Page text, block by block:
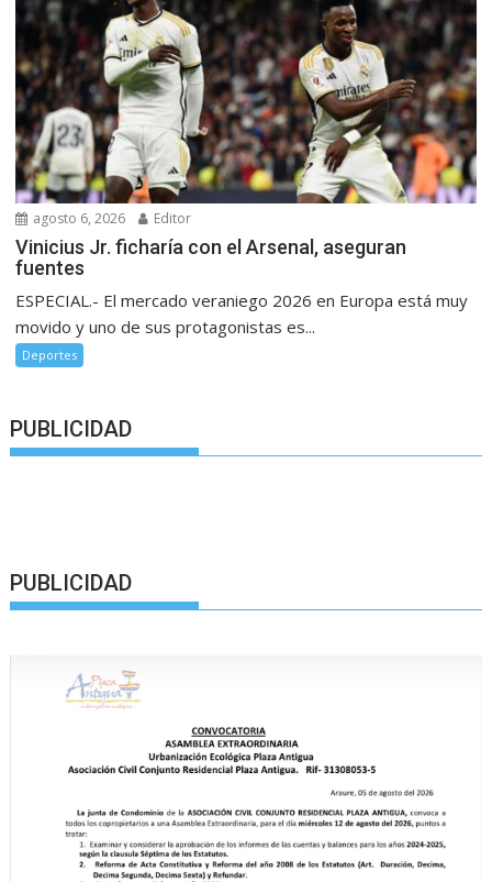
agosto 6, 2026 Editor
Vinicius Jr. ficharía con el Arsenal, aseguran
fuentes
ESPECIAL.- El mercado veraniego 2026 en Europa está muy
movido y uno de sus protagonistas es...
Deportes
PUBLICIDAD
PUBLICIDAD